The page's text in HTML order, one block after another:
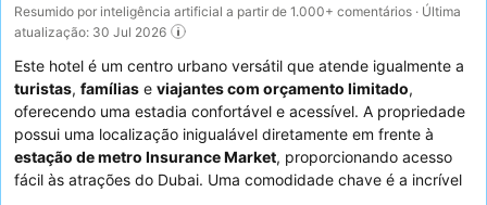
Resumido por inteligência artificial a partir de 1.000+ comentários · Última
atualização: 30 Jul 2026
Este hotel é um centro urbano versátil que atende igualmente a
turistas, famílias e viajantes com orçamento limitado,
oferecendo uma estadia confortável e acessível. A propriedade
possui uma localização inigualável diretamente em frente à
estação de metro Insurance Market, proporcionando acesso
fácil às atrações do Dubai. Uma comodidade chave é a incrível